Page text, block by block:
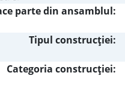
parte din ansamblul:
Tipul construcţiei:
Categoria construcţiei: